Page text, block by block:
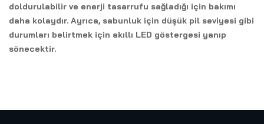
doldurulabilir ve enerji tasarrufu sağladığı için bakımı
daha kolaydır. Ayrıca, sabunluk için düşük pil seviyesi gibi
durumları belirtmek için akıllı LED göstergesi yanıp
sönecektir.